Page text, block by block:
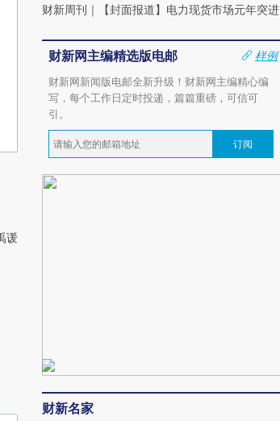
谖
财新周刊 ｜ 【封面报道】电力现货市场元年突进
财新网主编精选版电邮
样例
财新网新闻版电邮全新升级！财新网主编精心编
写，每个工作日定时投递，篇篇重磅，可信可
引。
订阅
财新名家